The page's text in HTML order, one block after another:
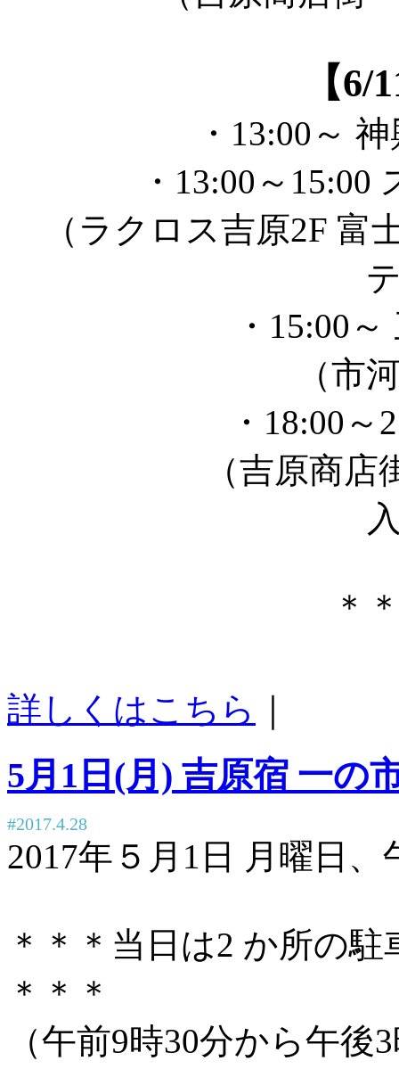
【6/
・13:00～
・13:00～
（ラクロス吉原2F 富
・15:00
（市
・18:00
（吉原商店
＊
詳しくはこちら
5月1日(月) 吉原宿 一の
#2017.4.28
2017年５月1日 月曜日
＊＊＊当日は2 か所の
＊＊＊
（午前9時30分から午